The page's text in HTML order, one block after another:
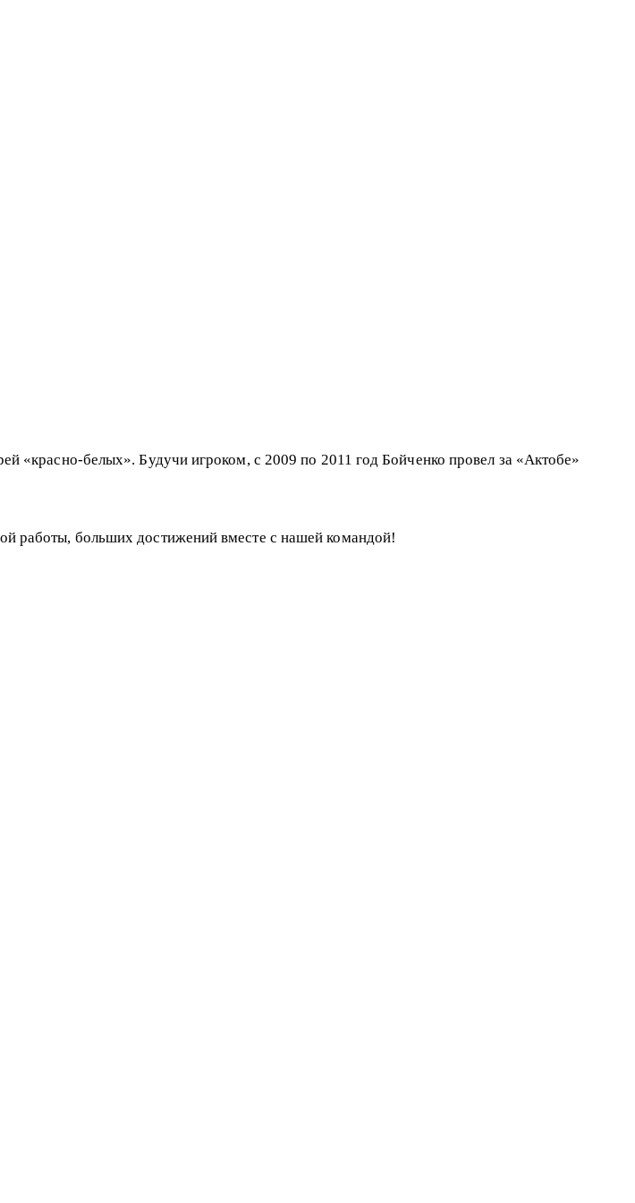
«красно-белых». Будучи игроком, с 2009 по 2011 год Бойченко провел за «Актобе»
работы, больших достижений вместе с нашей командой!